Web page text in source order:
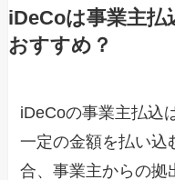
iDeCoは事業主
おすすめ？
iDeCoの事業主払込
一定の金額を払い込
合、事業主からの拠